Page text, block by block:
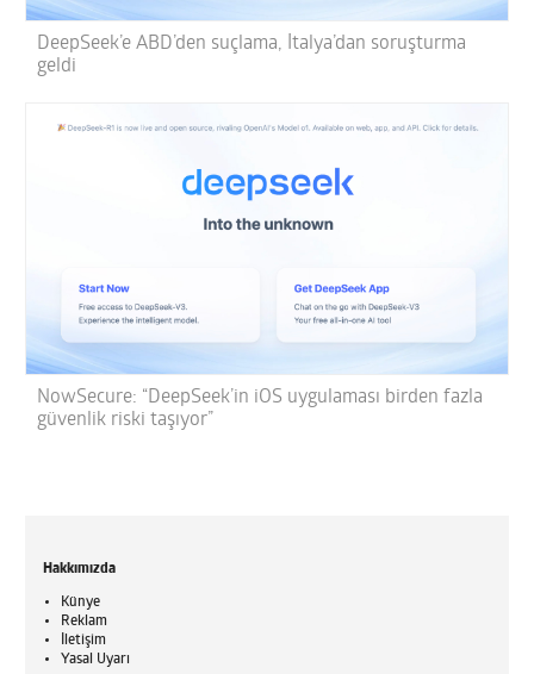
DeepSeek’e ABD’den suçlama, İtalya’dan soruşturma
geldi
NowSecure: “DeepSeek’in iOS uygulaması birden fazla
güvenlik riski taşıyor”
Hakkımızda
Künye
Reklam
İletişim
Yasal Uyarı